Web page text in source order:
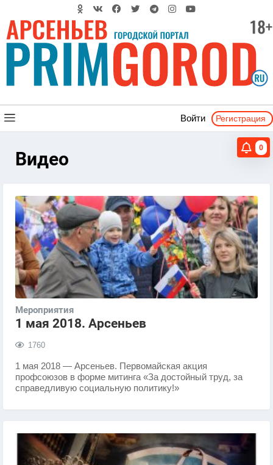
Войти Регистрация
0
Видео
Мероприятия
1 мая 2018. Арсеньев
1760
​1 мая 2018 — Арсеньев. Первомайская акция
профсоюзов в форме митинга «За достойный труд, за
справедливую социальную политику!»